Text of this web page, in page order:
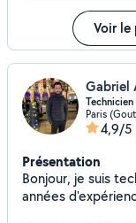
Voir le
Gabriel
Paris
4,9/5
Présentation
Bonjour, je suis
années